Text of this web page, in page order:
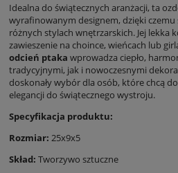
Idealna do świątecznych aranżacji, ta
wyrafinowanym designem, dzięki czemu
różnych stylach wnętrzarskich. Jej lekka
zawieszenie na choince, wieńcach lub
odcień ptaka wprowadza ciepło,
tradycyjnymi, jak i nowoczesnymi
doskonały wybór dla osób, które chcą
elegancji do świątecznego wystroju.
Specyfikacja produktu:
Rozmiar: 25x9x5
Skład: Tworzywo sztuczne